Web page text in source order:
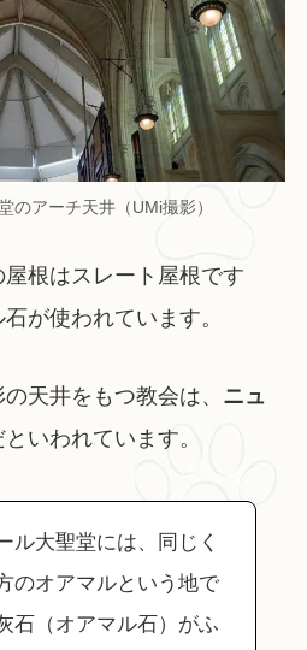
のアーチ天井（UMi撮影）
根はスレート屋根です
が使われています。
天井をもつ教会は、 ニュ
といわれています。
ル大聖堂には、同じく
のオアマルという地で
石（オアマル石）がふ